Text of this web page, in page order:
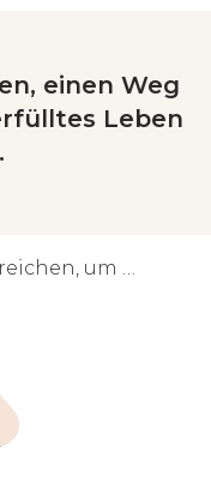
einen Weg
Leben
um …